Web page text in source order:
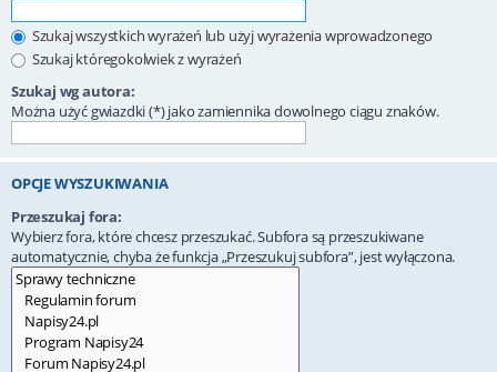
Szukaj wszystkich wyrażeń lub użyj wyrażenia wprowadzonego
Szukaj któregokolwiek z wyrażeń
Szukaj wg autora:
Można użyć gwiazdki (*) jako zamiennika dowolnego ciągu znaków.
OPCJE WYSZUKIWANIA
Przeszukaj fora:
Wybierz fora, które chcesz przeszukać. Subfora są przeszukiwane
automatycznie, chyba że funkcja „Przeszukuj subfora”, jest wyłączona.